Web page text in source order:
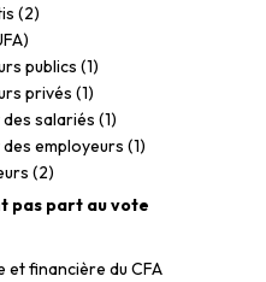
(2)
publics (1)
privés (1)
salariés (1)
employeurs (1)
(2)
pas part au vote
financière du CFA